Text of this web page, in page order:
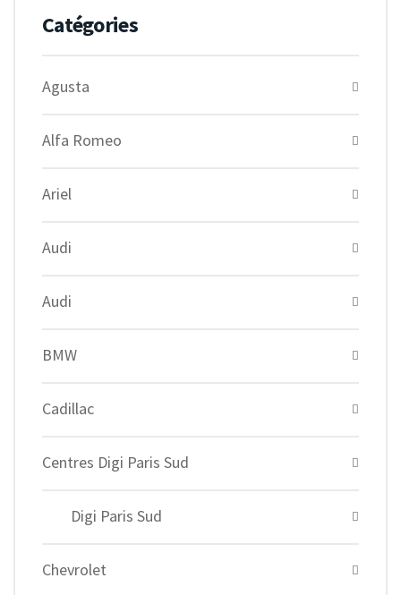
Catégories
Agusta
Alfa Romeo
Ariel
Audi
Audi
BMW
Cadillac
Centres Digi Paris Sud
Digi Paris Sud
Chevrolet